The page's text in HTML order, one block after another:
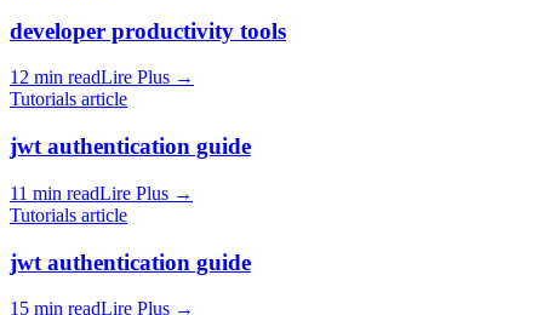
developer productivity tools
12 min readLire Plus →
Tutorials article
jwt authentication guide
11 min readLire Plus →
Tutorials article
jwt authentication guide
15 min readLire Plus →